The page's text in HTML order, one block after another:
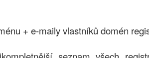
+ e-maily vlastníků domén